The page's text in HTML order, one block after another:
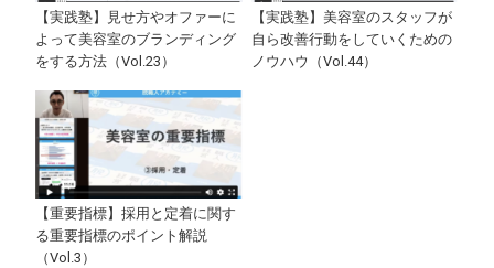
【実践塾】見せ方やオファーに
よって美容室のブランディング
をする方法（Vol.23）
【実践塾】美容室のスタッフが
自ら改善行動をしていくための
ノウハウ（Vol.44）
【重要指標】採用と定着に関す
る重要指標のポイント解説
（Vol.3）